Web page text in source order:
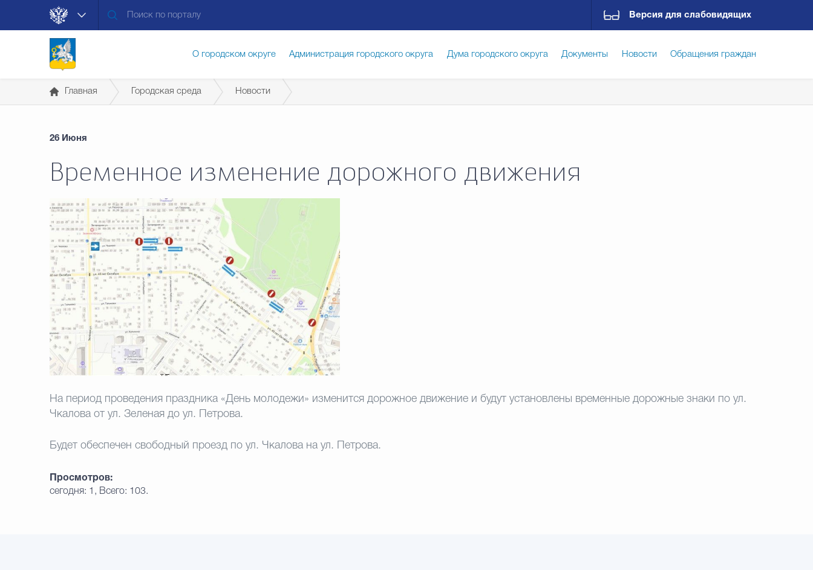
Версия для слабовидящих
О городском округе Администрация городского округа Дума городского округа Документы Новости Обращения граждан
Общественная безопасность
Открытые данные
Главная Городская среда Новости
26 Июня
Временное изменение дорожного движения
На период проведения праздника «День молодежи» изменится дорожное движение и будут установлены временные дорожные знаки по ул.
Чкалова от ул. Зеленая до ул. Петрова.
Будет обеспечен свободный проезд по ул. Чкалова на ул. Петрова.
Просмотров:
сегодня: 1, Всего: 103.